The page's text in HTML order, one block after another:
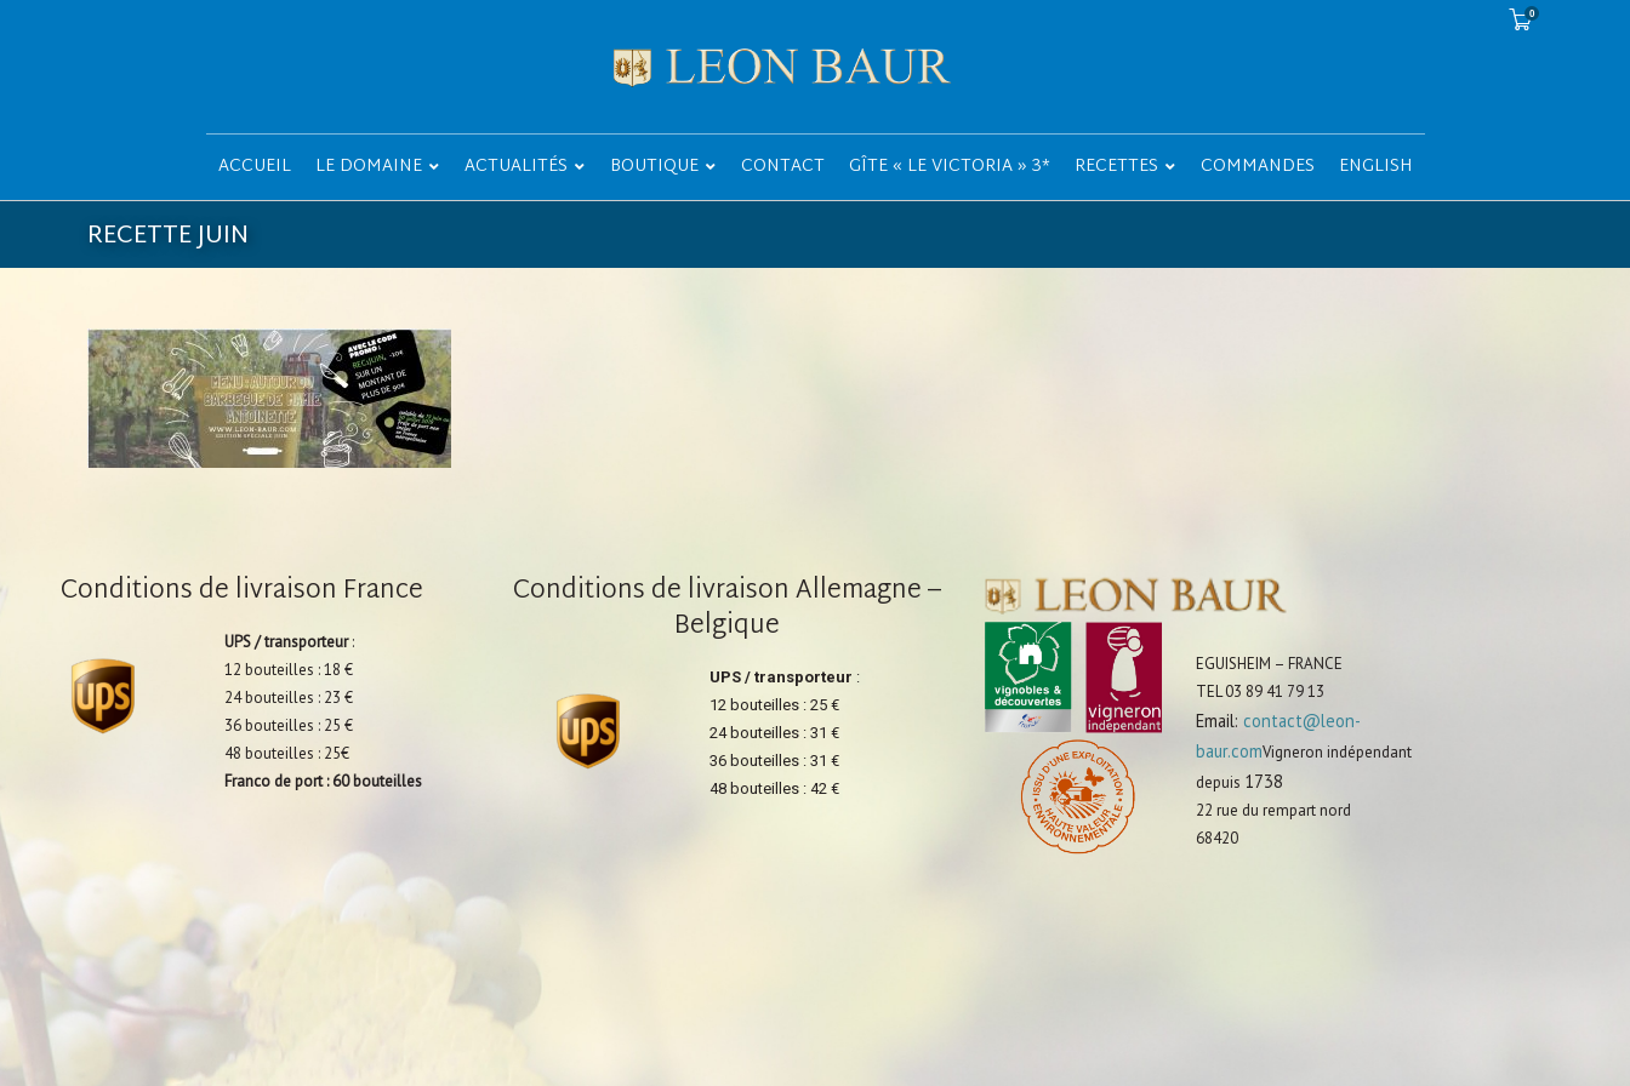
0
ACCUEIL LE DOMAINE ACTUALITÉS BOUTIQUE CONTACT GÎTE « LE VICTORIA » 3* RECETTES COMMANDES ENGLISH
RECETTE JUIN
Conditions de livraison France
UPS / transporteur:
12 bouteilles : 18 €
24 bouteilles : 23 €
36 bouteilles : 25 €
48 bouteilles : 25€
Franco de port : 60 bouteilles
Conditions de livraison Allemagne –
Belgique
UPS / transporteur :
12 bouteilles : 25 €
24 bouteilles : 31 €
36 bouteilles : 31 €
48 bouteilles : 42 €
EGUISHEIM – FRANCE
TEL 03 89 41 79 13
Email: contact@leon-
baur.comVigneron indépendant
depuis 1738
22 rue du rempart nord
68420